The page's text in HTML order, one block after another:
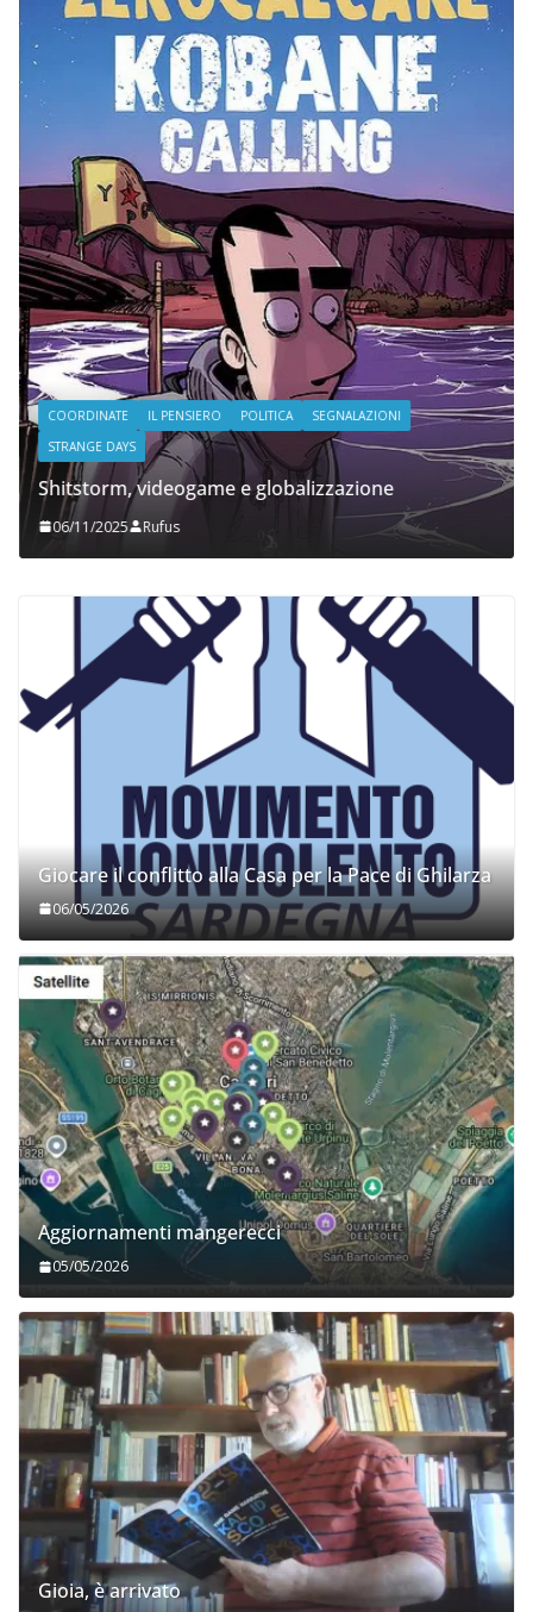
COORDINATE IL PENSIERO POLITICA
SEGNALAZIONI
STRANGE DAYS
Shitstorm, videogame e globalizzazione
06/11/2025 Rufus
Giocare il conflitto alla Casa per la Pace di Ghilarza
06/05/2026
Aggiornamenti mangerecci
05/05/2026
Gioia, è arrivato